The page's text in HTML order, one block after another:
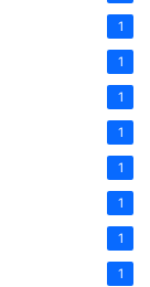
1
1
1
1
1
1
1
1